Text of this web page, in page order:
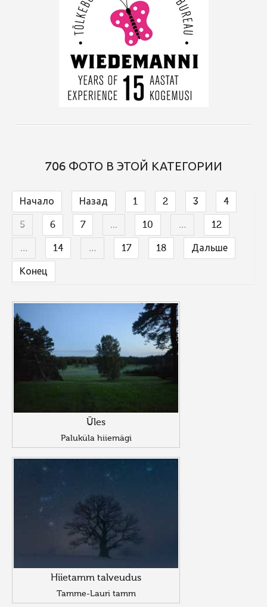
706 ФОТО В ЭТОЙ КАТЕГОРИИ
Начало Назад 1 2 3 4
5 6 7 ... 10 … 12
… 14 … 17 18 Дальше
Конец
Üles
Paluküla hiiemägi
Hiietamm talveudus
Tamme-Lauri tamm